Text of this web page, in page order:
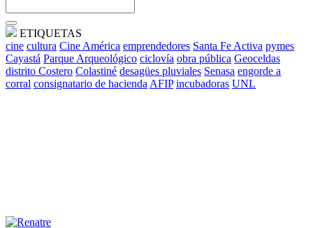
ETIQUETAS
cine cultura Cine América emprendedores Santa Fe Activa pymes
Cayastá Parque Arqueológico ciclovía obra pública Geoceldas
distrito Costero Colastiné desagües pluviales Senasa engorde a
corral consignatario de hacienda AFIP incubadoras UNL